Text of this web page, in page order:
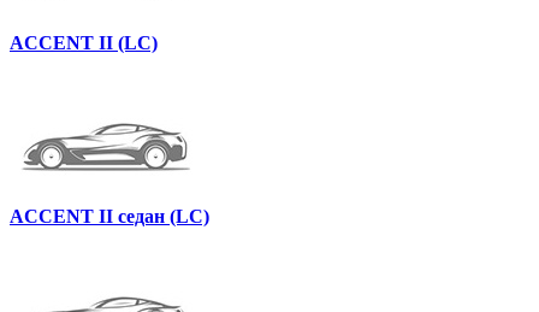
ACCENT II (LC)
ACCENT II седан (LC)